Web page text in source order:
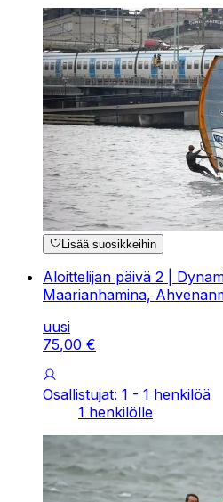
Lisää suosikkeihin
Aloittelijan päivä 2 |
Maarianhamina,
uusi
75,00 €
Osallistujat: 1 - 1 henkilöä
1 henkilölle